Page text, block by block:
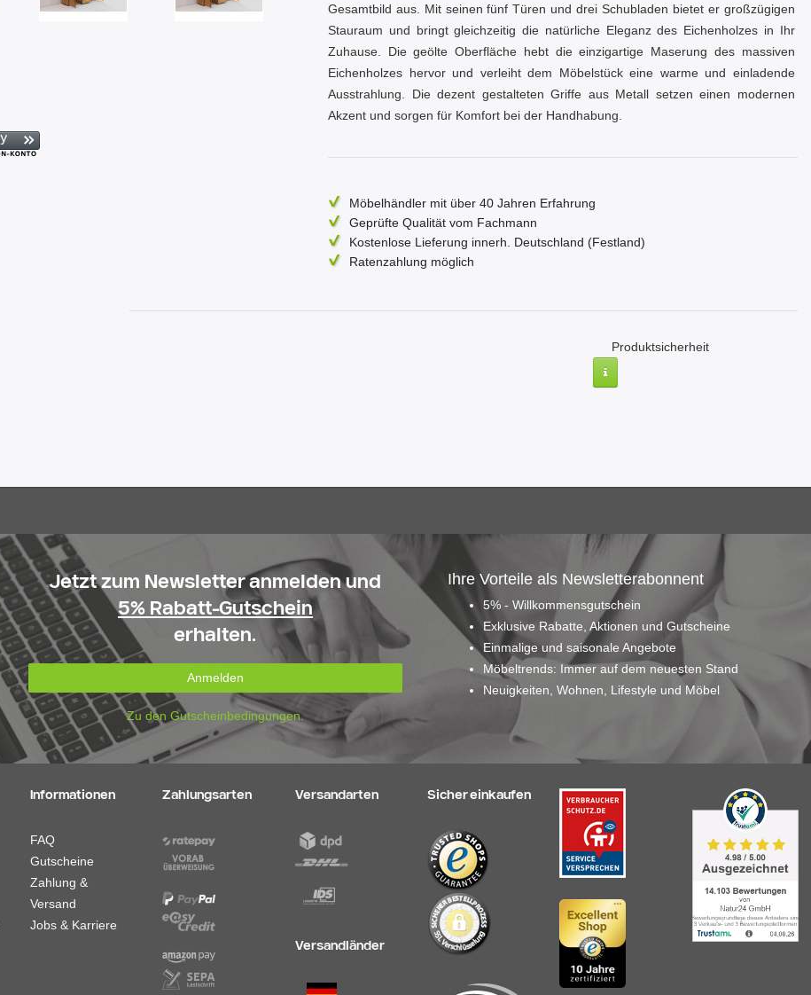
Gesamtbild aus. Mit seinen fünf Türen und drei Schubladen bietet er großzügigen
Stauraum und bringt gleichzeitig die natürliche Eleganz des Eichenholzes in Ihr
Zuhause. Die geölte Oberfläche hebt die einzigartige Maserung des massiven
Eichenholzes hervor und verleiht dem Möbelstück eine warme und einladende
Ausstrahlung. Die dezent gestalteten Griffe aus Metall setzen einen modernen
Akzent und sorgen für Komfort bei der Handhabung.
Möbelhändler mit über 40 Jahren Erfahrung
Geprüfte Qualität vom Fachmann
Kostenlose Lieferung innerh. Deutschland (Festland)
Ratenzahlung möglich
Produktsicherheit
Jetzt zum Newsletter anmelden und
5% Rabatt-Gutschein
erhalten.
Anmelden
Zu den Gutscheinbedingungen.
Ihre Vorteile als Newsletterabonnent
5% - Willkommensgutschein
Exklusive Rabatte, Aktionen und Gutscheine
Einmalige und saisonale Angebote
Möbeltrends: Immer auf dem neuesten Stand
Neuigkeiten, Wohnen, Lifestyle und Möbel
Informationen
FAQ
Gutscheine
Zahlung &
Versand
Jobs & Karriere
Zahlungsarten Versandarten
Versandländer
Sicher einkaufen